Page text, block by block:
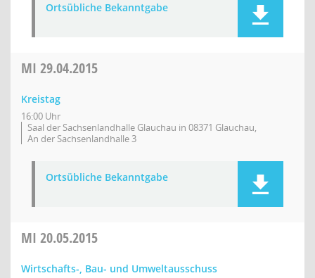
Ortsübliche Bekanntgabe
MI 29.04.2015
Kreistag
16:00 Uhr
Saal der Sachsenlandhalle Glauchau in 08371 Glauchau,
An der Sachsenlandhalle 3
Ortsübliche Bekanntgabe
MI 20.05.2015
Wirtschafts-, Bau- und Umweltausschuss